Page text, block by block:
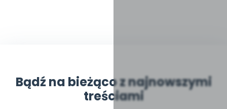
Bądź na bieżąco z najnowszymi
treściami